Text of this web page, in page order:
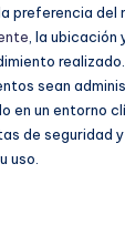
preferencia del
, la
sean
en un entorno
de seguridad
uso.